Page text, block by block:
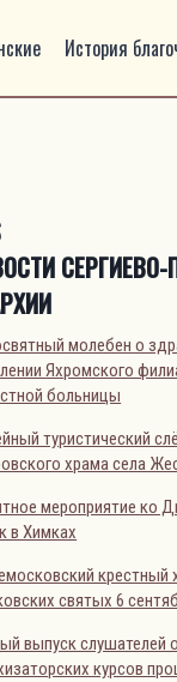
История
молебен о
Яхромского
больницы
туристический
храма села
мероприятие ко
в Химках
крестный
святых 6
выпуск слушателей
курсов